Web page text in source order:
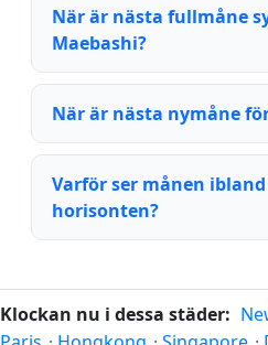
När är nästa fullmåne
Maebashi?
När är nästa nymåne
Varför ser månen
horisonten?
Klockan nu i dessa städer: